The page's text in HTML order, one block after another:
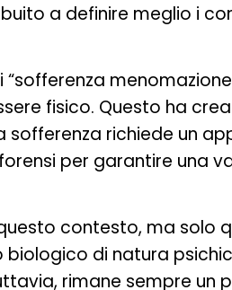
a definire meglio i
fisico. Questo ha
sofferenza richiede un
per garantire una
contesto, ma solo
di natura
rimane sempre un